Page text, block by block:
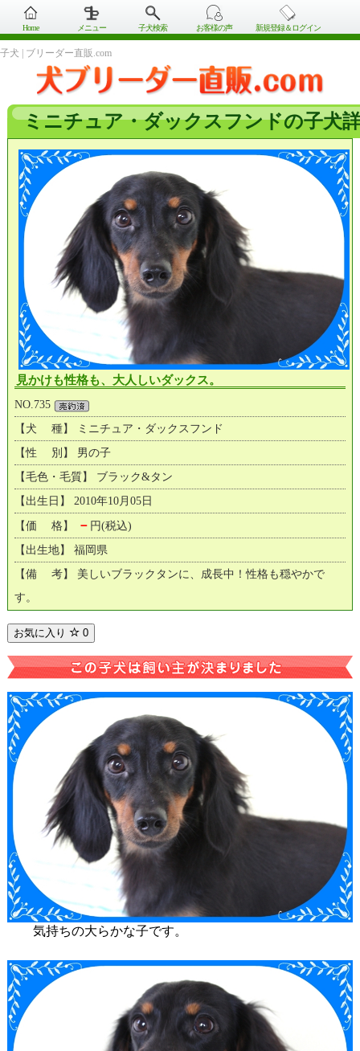
Home メニュー 子犬検索 お客様の声 新規登録＆ログイン
子犬 | ブリーダー直販.com
ミニチュア・ダックスフンドの子犬
見かけも性格も、大人しいダックス。
NO.735
【犬 種】 ミニチュア・ダックスフンド
【性 別】 男の子
【毛色・毛質】 ブラック&タン
【出生日】 2010年10月05日
【価 格】 － 円(税込)
【出生地】 福岡県
【備 考】 美しいブラックタンに、成長中！性格も穏やかで
す。
お気に入り 0
気持ちの大らかな子です。